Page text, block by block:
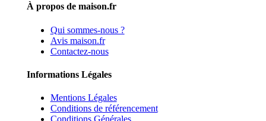
À propos de maison.fr
Qui sommes-nous ?
Avis maison.fr
Contactez-nous
Informations Légales
Mentions Légales
Conditions de référencement